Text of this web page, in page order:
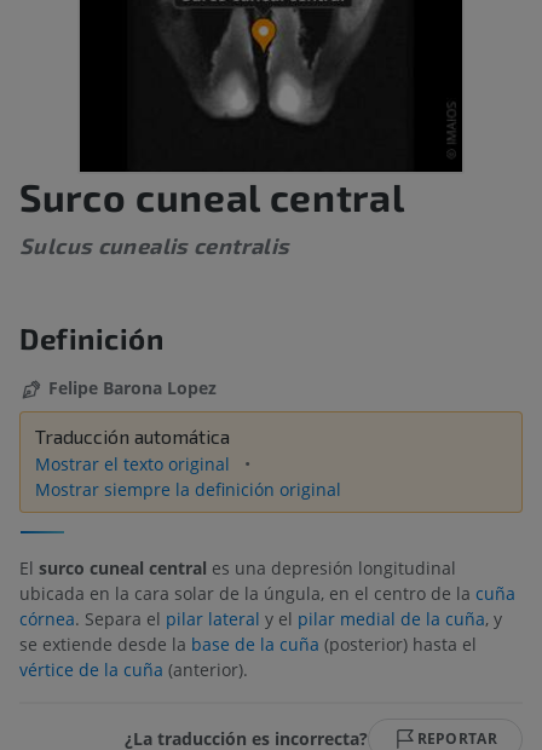
Surco cuneal central
Sulcus cunealis centralis
Definición
Felipe Barona Lopez
Traducción automática
Mostrar el texto original
Mostrar siempre la definición original
El surco cuneal central es una depresión longitudinal
ubicada en la cara solar de la úngula, en el centro de la cuña
córnea. Separa el pilar lateral y el pilar medial de la cuña, y
se extiende desde la base de la cuña (posterior) hasta el
vértice de la cuña (anterior).
¿La traducción es incorrecta? REPORTAR